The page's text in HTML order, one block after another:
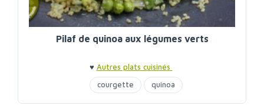
Pilaf de quinoa aux légumes verts
♥ Autres plats cuisinés
courgette
quinoa